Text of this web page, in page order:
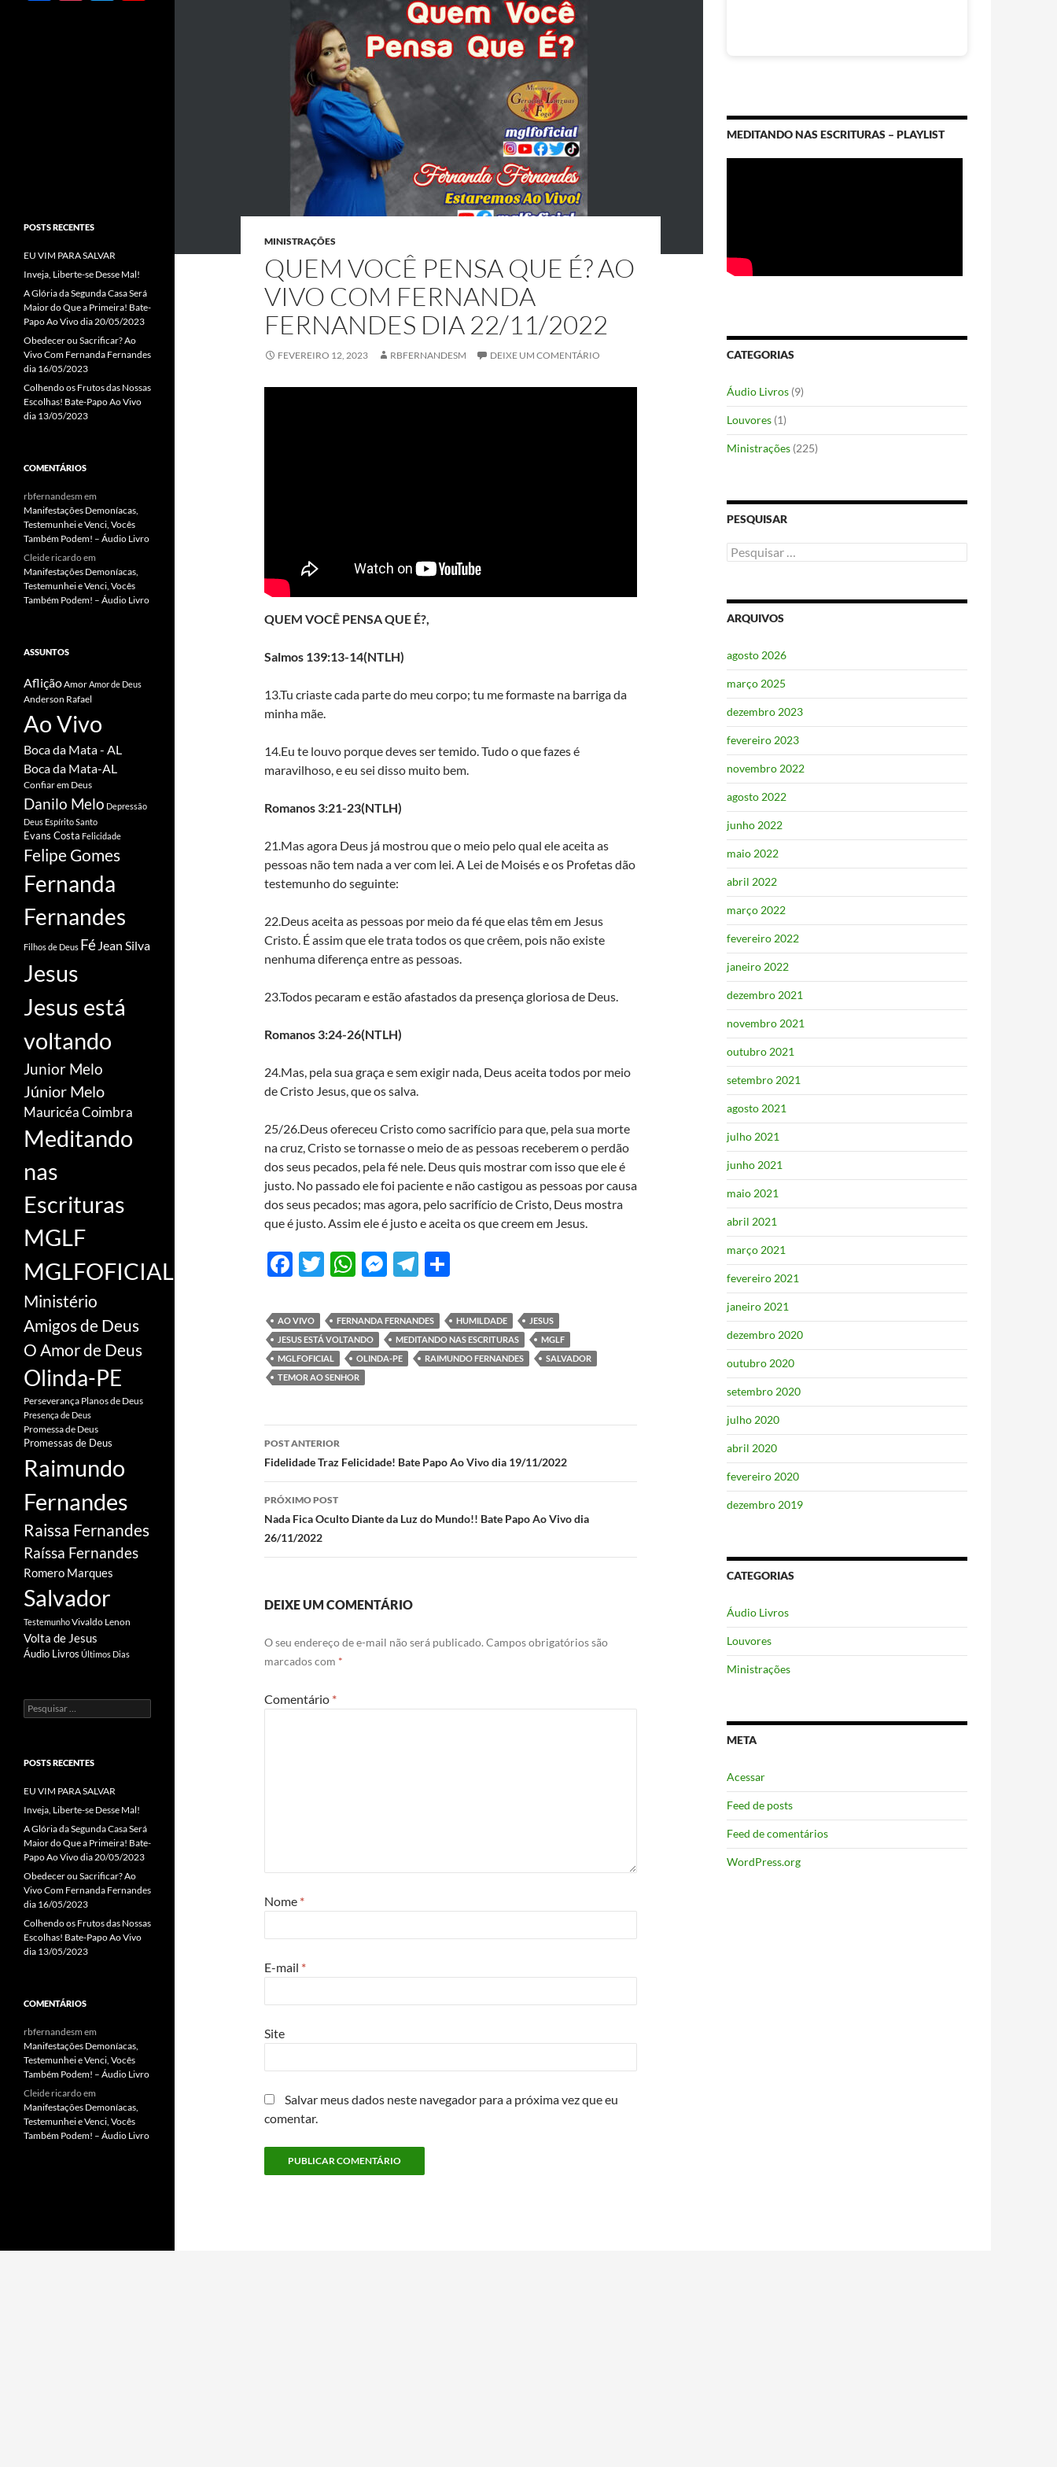
MINISTRAÇÕES
QUEM VOCÊ PENSA QUE É? AO
VIVO COM FERNANDA
FERNANDES DIA 22/11/2022
FEVEREIRO 12, 2023 RBFERNANDESM DEIXE UM COMENTÁRIO
QUEM VOCÊ PENSA QUE É?,
Salmos 139:13-14(NTLH)
13.Tu criaste cada parte do meu corpo; tu me formaste na barriga da
minha mãe.
14.Eu te louvo porque deves ser temido. Tudo o que fazes é
maravilhoso, e eu sei disso muito bem.
Romanos 3:21-23(NTLH)
21.Mas agora Deus já mostrou que o meio pelo qual ele aceita as
pessoas não tem nada a ver com lei. A Lei de Moisés e os Profetas dão
testemunho do seguinte:
22.Deus aceita as pessoas por meio da fé que elas têm em Jesus
Cristo. É assim que ele trata todos os que crêem, pois não existe
nenhuma diferença entre as pessoas.
23.Todos pecaram e estão afastados da presença gloriosa de Deus.
Romanos 3:24-26(NTLH)
24.Mas, pela sua graça e sem exigir nada, Deus aceita todos por meio
de Cristo Jesus, que os salva.
25/26.Deus ofereceu Cristo como sacrifício para que, pela sua morte
na cruz, Cristo se tornasse o meio de as pessoas receberem o perdão
dos seus pecados, pela fé nele. Deus quis mostrar com isso que ele é
justo. No passado ele foi paciente e não castigou as pessoas por causa
dos seus pecados; mas agora, pelo sacrifício de Cristo, Deus mostra
que é justo. Assim ele é justo e aceita os que creem em Jesus.
F
e
b
o
o
T
itt
er
W
at
s
A
p
M
se
n
g
T
e
gr
a
ar
e
AO VIVO FERNANDA FERNANDES HUMILDADE
JESUS
JESUS ESTÁ VOLTANDO
MEDITANDO NAS ESCRITURAS
MGLF
MGLFOFICIAL
OLINDA-PE RAIMUNDO FERNANDES
SALVADOR
TEMOR AO SENHOR
Navegação
de
posts
POST ANTERIOR
Fidelidade Traz Felicidade! Bate Papo Ao Vivo dia 19/11/2022
PRÓXIMO POST
Nada Fica Oculto Diante da Luz do Mundo!! Bate Papo Ao Vivo dia
26/11/2022
DEIXE UM COMENTÁRIO
O seu endereço de e-mail não será publicado. Campos obrigatórios são
marcados com *
Comentário *
Nome *
E-mail *
Site
Salvar meus dados neste navegador para a próxima vez que eu
comentar.
MEDITANDO NAS ESCRITURAS – PLAYLIST
CATEGORIAS
Áudio Livros (9)
Louvores (1)
Ministrações (225)
PESQUISAR
Pesquisar
por:
ARQUIVOS
agosto 2026
março 2025
dezembro 2023
fevereiro 2023
novembro 2022
agosto 2022
junho 2022
maio 2022
abril 2022
março 2022
fevereiro 2022
janeiro 2022
dezembro 2021
novembro 2021
outubro 2021
setembro 2021
agosto 2021
julho 2021
junho 2021
maio 2021
abril 2021
março 2021
fevereiro 2021
janeiro 2021
dezembro 2020
outubro 2020
setembro 2020
julho 2020
abril 2020
fevereiro 2020
dezembro 2019
CATEGORIAS
Áudio Livros
Louvores
Ministrações
META
Acessar
Feed de posts
Feed de comentários
WordPress.org
el
POSTS RECENTES
EU VIM PARA SALVAR
Inveja, Liberte-se Desse Mal!
A Glória da Segunda Casa Será
Maior do Que a Primeira! Bate-
Papo Ao Vivo dia 20/05/2023
Obedecer ou Sacrificar? Ao
Vivo Com Fernanda Fernandes
dia 16/05/2023
Colhendo os Frutos das Nossas
Escolhas! Bate-Papo Ao Vivo
dia 13/05/2023
COMENTÁRIOS
rbfernandesm em
Manifestações Demoníacas,
Testemunhei e Venci, Vocês
Também Podem! – Áudio Livro
Cleide ricardoem
Manifestações Demoníacas,
Testemunhei e Venci, Vocês
Também Podem! – Áudio Livro
ASSUNTOS
AfliçãoAmorAmor de Deus
Anderson Rafael
Ao Vivo
Boca da Mata - AL
Boca da Mata-AL
Confiar em Deus
Danilo Melo Depressão
Deus Espírito Santo
Evans Costa Felicidade
Felipe Gomes
Fernanda
Fernandes
Filhos de Deus Fé Jean Silva
Jesus
Jesus está
voltando
Junior Melo
Júnior Melo
Mauricéa Coimbra
Meditando
nas
Escrituras
MGLF
MGLFOFICIAL
Ministério
Amigos de Deus
O Amor de Deus
Olinda-PE
Perseverança Planos de Deus
Presença de Deus
Promessa de Deus
Promessas de Deus
Raimundo
Fernandes
Raissa Fernandes
Raíssa Fernandes
Romero Marques
Salvador
TestemunhoVivaldo Lenon
Volta de Jesus
Áudio Livros Últimos Dias
Pesquisar
por:
POSTS RECENTES
EU VIM PARA SALVAR
Inveja, Liberte-se Desse Mal!
A Glória da Segunda Casa Será
Maior do Que a Primeira! Bate-
Papo Ao Vivo dia 20/05/2023
Obedecer ou Sacrificar? Ao
Vivo Com Fernanda Fernandes
dia 16/05/2023
Colhendo os Frutos das Nossas
Escolhas! Bate-Papo Ao Vivo
dia 13/05/2023
COMENTÁRIOS
rbfernandesm em
Manifestações Demoníacas,
Testemunhei e Venci, Vocês
Também Podem! – Áudio Livro
Cleide ricardoem
Manifestações Demoníacas,
Testemunhei e Venci, Vocês
Também Podem! – Áudio Livro